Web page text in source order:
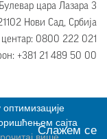
Булевар цара Лазара 3
Нови Сад, Србија
центар: 0800 222 021
+381 21 489 50 00
Слажем се
сајта